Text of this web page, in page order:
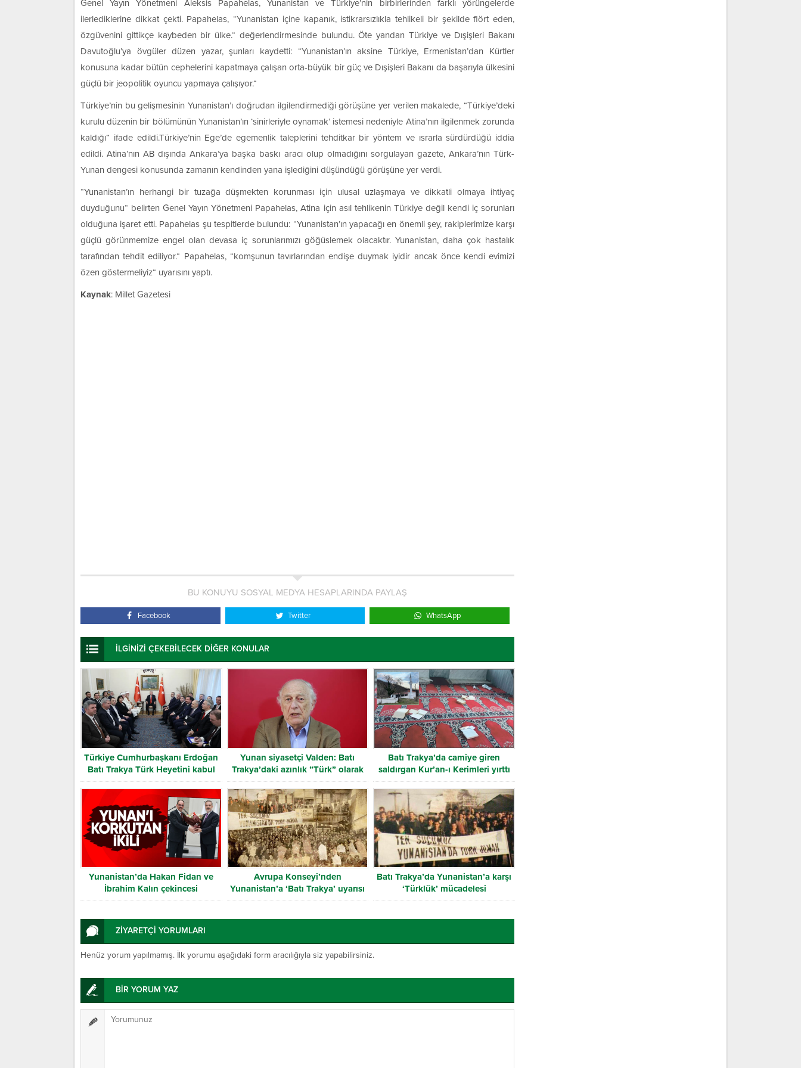
Genel Yayın Yönetmeni Aleksis Papahelas, Yunanistan ve Türkiye’nin birbirlerinden farklı yörüngelerde
ilerlediklerine dikkat çekti. Papahelas, “Yunanistan içine kapanık, istikrarsızlıkla tehlikeli bir şekilde flört eden,
özgüvenini gittikçe kaybeden bir ülke.“ değerlendirmesinde bulundu. Öte yandan Türkiye ve Dışişleri Bakanı
Davutoğlu’ya övgüler düzen yazar, şunları kaydetti: “Yunanistan’ın aksine Türkiye, Ermenistan’dan Kürtler
konusuna kadar bütün cephelerini kapatmaya çalışan orta-büyük bir güç ve Dışişleri Bakanı da başarıyla ülkesini
güçlü bir jeopolitik oyuncu yapmaya çalışıyor.“
Türkiye’nin bu gelişmesinin Yunanistan’ı doğrudan ilgilendirmediği görüşüne yer verilen makalede, “Türkiye’deki
kurulu düzenin bir bölümünün Yunanistan’ın ‘sinirleriyle oynamak’ istemesi nedeniyle Atina’nın ilgilenmek zorunda
kaldığı“ ifade edildi.Türkiye’nin Ege’de egemenlik taleplerini tehditkar bir yöntem ve ısrarla sürdürdüğü iddia
edildi. Atina’nın AB dışında Ankara’ya başka baskı aracı olup olmadığını sorgulayan gazete, Ankara’nın Türk-
Yunan dengesi konusunda zamanın kendinden yana işlediğini düşündüğü görüşüne yer verdi.
“Yunanistan’ın herhangi bir tuzağa düşmekten korunması için ulusal uzlaşmaya ve dikkatli olmaya ihtiyaç
duyduğunu“ belirten Genel Yayın Yönetmeni Papahelas, Atina için asıl tehlikenin Türkiye değil kendi iç sorunları
olduğuna işaret etti. Papahelas şu tespitlerde bulundu: “Yunanistan’ın yapacağı en önemli şey, rakiplerimize karşı
güçlü görünmemize engel olan devasa iç sorunlarımızı göğüslemek olacaktır. Yunanistan, daha çok hastalık
tarafından tehdit ediliyor.“ Papahelas, “komşunun tavırlarından endişe duymak iyidir ancak önce kendi evimizi
özen göstermeliyiz“ uyarısını yaptı.
Kaynak: Millet Gazetesi
BU KONUYU SOSYAL MEDYA HESAPLARINDA PAYLAŞ
Facebook Twitter WhatsApp
İLGİNİZİ ÇEKEBİLECEK DİĞER KONULAR
Türkiye Cumhurbaşkanı Erdoğan
Batı Trakya Türk Heyetini kabul
etti
Yunan siyasetçi Valden: Batı
Trakya’daki azınlık ”Türk” olarak
tanınmalı
Batı Trakya’da camiye giren
saldırgan Kur’an-ı Kerimleri yırttı
Yunanistan’da Hakan Fidan ve
İbrahim Kalın çekincesi
Avrupa Konseyi’nden
Yunanistan’a ‘Batı Trakya’ uyarısı
Batı Trakya’da Yunanistan’a karşı
‘Türklük’ mücadelesi
ZİYARETÇİ YORUMLARI
Henüz yorum yapılmamış. İlk yorumu aşağıdaki form aracılığıyla siz yapabilirsiniz.
BİR YORUM YAZ